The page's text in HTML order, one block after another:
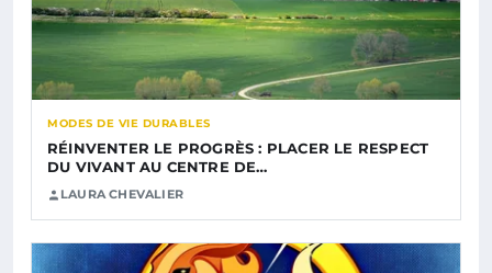
MODES DE VIE DURABLES
RÉINVENTER LE PROGRÈS : PLACER LE RESPECT
DU VIVANT AU CENTRE DE…
LAURA CHEVALIER